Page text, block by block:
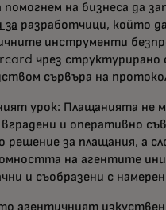
помогнем на бизнеса да
за разработчици, който
инструменти
чрез структурирано
сървъра на
урок: Плащанията не
и оперативно
решение за плащания, а
на агентите
и съобразени с
агентичният